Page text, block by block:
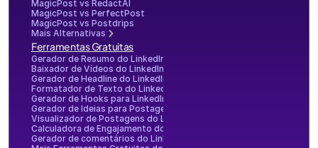
MagicPost vs RedactAI
MagicPost vs PerfectPost
MagicPost vs Postdrips
Mais Alternativas
Ferramentas Gratuitas
Gerador de Resumo do LinkedIn
Baixador de Vídeos do LinkedIn
Gerador de Headline do LinkedIn
Formatador de Texto do LinkedIn
Gerador de Hooks para LinkedIn
Gerador de Ideias para Postagens no LinkedIn
Visualizador de Postagens do LinkedIn
Calculadora de Engajamento do LinkedIn
Gerador de comentários do LinkedIn